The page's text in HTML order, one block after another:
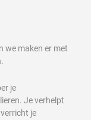
we maken er met
je
Je verhelpt
je